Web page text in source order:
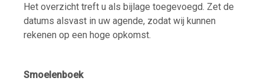
Het overzicht treft u als bijlage toegevoegd. Zet de
datums alsvast in uw agende, zodat wij kunnen
rekenen op een hoge opkomst.
Smoelenboek